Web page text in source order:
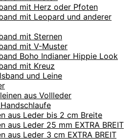
mit Herz oder Pfoten
mit Leopard und anderer
mit Sternen
mit V-Muster
Boho Indianer Hippie Look
mit Kreuz
und Leine
aus Vollleder
aus Leder bis 2 cm Breite
aus Leder 25 mm EXTRA BREIT
aus Leder 3 cm EXTRA BREIT